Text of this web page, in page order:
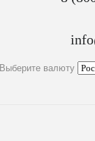
Выберите валюту